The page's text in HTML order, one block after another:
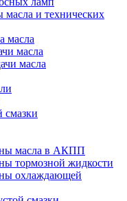
масла и технических
масла
масла
масла
масла в АКПП
тормозной жидкости
охлаждающей